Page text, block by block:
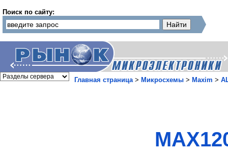
Поиск по сайту:
Главная страница> Микросхемы > Maxim >